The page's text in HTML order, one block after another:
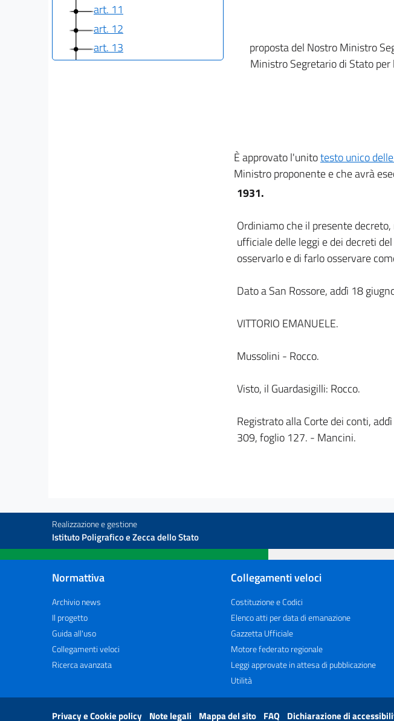
art. 11
art. 12
art. 13
art. 25
art. 26
art. 27
art. 29
Capo IV.
art. 31
art. 31 bis
proposta del Nostro Ministro
Ministro Segretario di Stato
È approvato l'unitotesto unico
Ministro proponente e che avrà
1931.
Ordiniamo che il presente
ufficiale delle leggi e dei decreti
osservarlo e di farlo osservare
Dato a San Rossore, addì 18
VITTORIO EMANUELE.
Mussolini - Rocco.
Visto, il Guardasigilli: Rocco.
Registrato alla Corte dei conti,
309, foglio 127. - Mancini.
Realizzazione e gestione
Istituto Poligrafico e Zecca dello Stato
Normattiva
Archivio news
Il progetto
Guida all'uso
Collegamenti veloci
Ricerca avanzata
Collegamenti veloci
Costituzione e Codici
Elenco atti per data di emanazione
Gazzetta Ufficiale
Motore federato regionale
Leggi approvate in attesa di pubblicazione
Utilità
Privacy e Cookie policy Note legali Mappa del sito FAQ Dichiarazione di